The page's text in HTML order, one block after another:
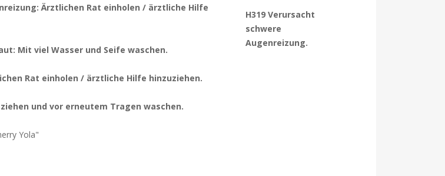
Ärztlichen Rat einholen / ärztliche Hilfe
Mit viel Wasser und Seife waschen.
Rat einholen / ärztliche Hilfe hinzuziehen.
und vor erneutem Tragen waschen.
H319 Verursacht
schwere
Augenreizung.
Yola"